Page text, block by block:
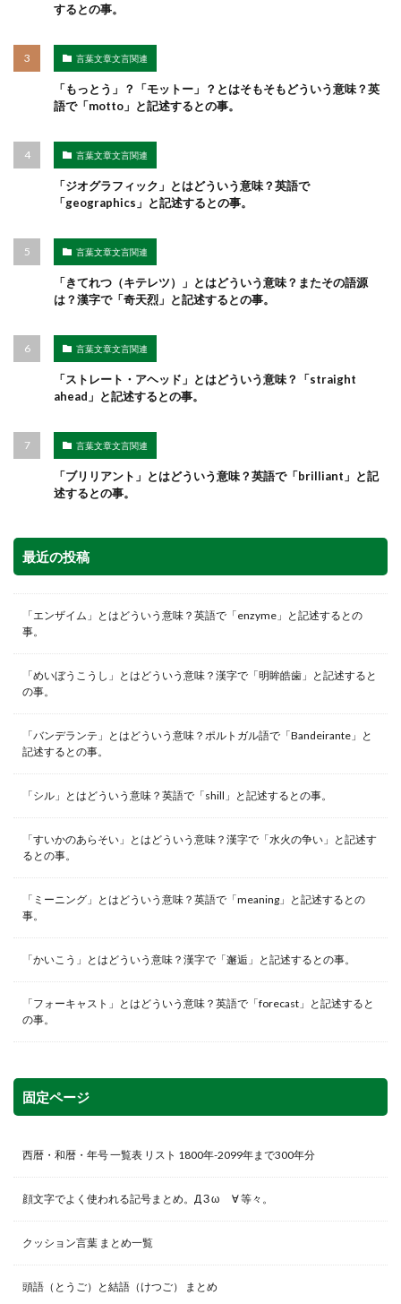
するとの事。
言葉文章文言関連
「もっとう」？「モットー」？とはそもそもどういう意味？英
語で「motto」と記述するとの事。
言葉文章文言関連
「ジオグラフィック」とはどういう意味？英語で
「geographics」と記述するとの事。
言葉文章文言関連
「きてれつ（キテレツ）」とはどういう意味？またその語源
は？漢字で「奇天烈」と記述するとの事。
言葉文章文言関連
「ストレート・アヘッド」とはどういう意味？「straight
ahead」と記述するとの事。
言葉文章文言関連
「ブリリアント」とはどういう意味？英語で「brilliant」と記
述するとの事。
最近の投稿
「エンザイム」とはどういう意味？英語で「enzyme」と記述するとの
事。
「めいぼうこうし」とはどういう意味？漢字で「明眸皓歯」と記述すると
の事。
「バンデランテ」とはどういう意味？ポルトガル語で「Bandeirante」と
記述するとの事。
「シル」とはどういう意味？英語で「shill」と記述するとの事。
「すいかのあらそい」とはどういう意味？漢字で「水火の争い」と記述す
るとの事。
「ミーニング」とはどういう意味？英語で「meaning」と記述するとの
事。
「かいこう」とはどういう意味？漢字で「邂逅」と記述するとの事。
「フォーキャスト」とはどういう意味？英語で「forecast」と記述すると
の事。
固定ページ
西暦・和暦・年号 一覧表 リスト 1800年-2099年まで300年分
顔文字でよく使われる記号まとめ。Д З ω ゞ∀ 等々。
クッション言葉 まとめ一覧
頭語（とうご）と結語（けつご） まとめ